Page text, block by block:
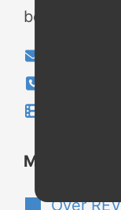
bekijk onze
Meer over
Over REV